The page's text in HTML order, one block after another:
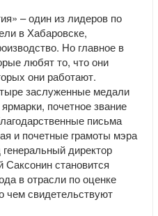
– один из лидеров по
в Хабаровске,
Но главное в
любят то, что они
они работают.
заслуженные медали
почетное звание
письма
и почетные грамоты мэра
директор
становится
в отрасли по оценке
чем свидетельствуют